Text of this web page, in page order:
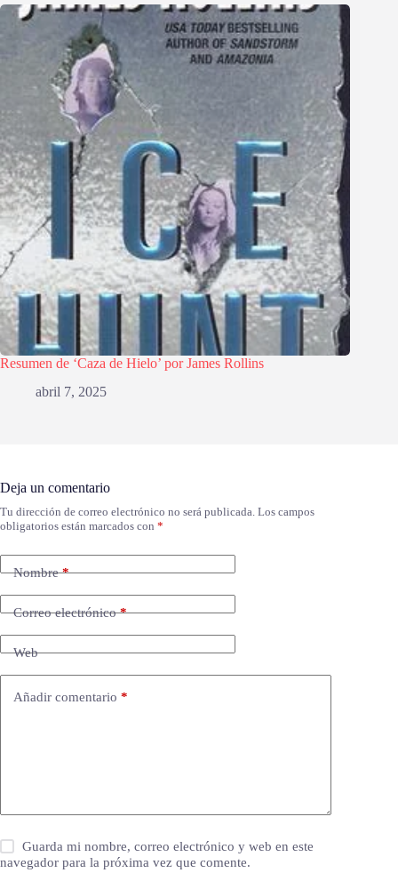
Resumen de ‘Caza de Hielo’ por James Rollins
abril 7, 2025
Deja un comentario
Tu dirección de correo electrónico no será publicada. Los campos
obligatorios están marcados con *
Nombre*
Correo electrónico*
Web
Añadir comentario *
Guarda mi nombre, correo electrónico y web en este
navegador para la próxima vez que comente.